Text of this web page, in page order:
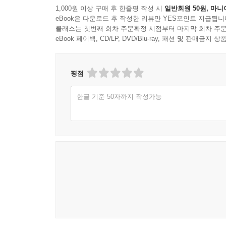
1,000원 이상 구매 후 한줄평 작성 시 일반회원 50원, 마니
eBook은 다운로드 후 작성한 리뷰만 YES포인트 지급됩니
클래스는 첫번째 회차 주문확정 시점부터 마지막 회차 주
eBook 페이백, CD/LP, DVD/Blu-ray, 패션 및 판매금지 상
평점
한글 기준 50자까지 작성가능